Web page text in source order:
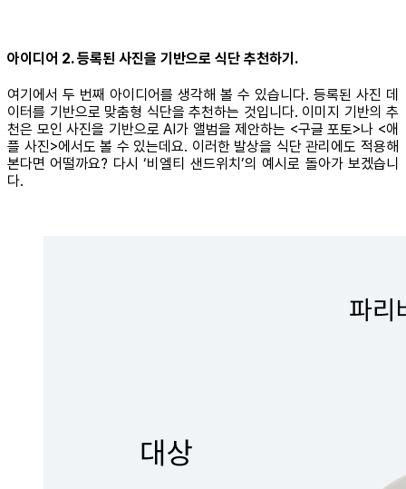
아이디어 2. 등록된 사진을 기반으로 식단 추천하기.
여기에서 두 번째 아이디어를 생각해 볼 수 있습니다. 등록된 사진 데
이터를 기반으로 맞춤형 식단을 추천하는 것입니다. 이미지 기반의 추
천은 모인 사진을 기반으로 AI가 앨범을 제안하는 <구글 포토>나 <애
플 사진>에서도 볼 수 있는데요. 이러한 발상을 식단 관리에도 적용해
본다면 어떨까요? 다시 ‘비엘티 샌드위치’의 예시로 돌아가 보겠습니
다.